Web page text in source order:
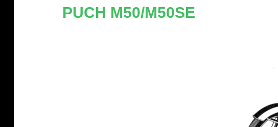
PUCH M50/M50SE